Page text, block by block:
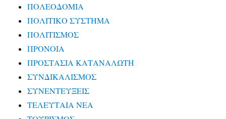
ΠΟΛΕΟΔΟΜΙΑ
ΠΟΛΙΤΙΚΟ ΣΥΣΤΗΜΑ
ΠΟΛΙΤΙΣΜΟΣ
ΠΡΟΝΟΙΑ
ΠΡΟΣΤΑΣΙΑ ΚΑΤΑΝΑΛΩΤΗ
ΣΥΝΔΙΚΑΛΙΣΜΟΣ
ΣΥΝΕΝΤΕΥΞΕΙΣ
ΤΕΛΕΥΤΑΙΑ ΝΕΑ